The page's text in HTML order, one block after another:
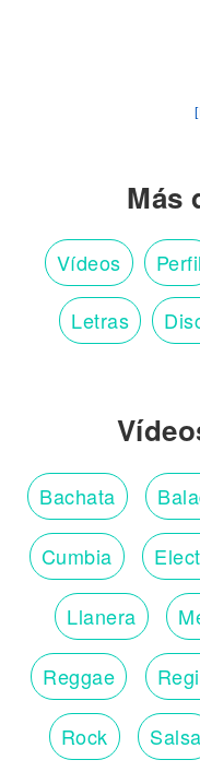
Más
Vídeos Perfil
Letras
Bachata
Cumbia
Llanera
Reggae
Rock Salsa